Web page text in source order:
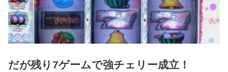
だが残り7ゲームで強チェリー成立！